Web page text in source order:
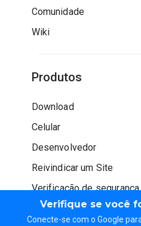
Verifique se você
Conecte-se com o Google
Comunidade
Wiki
Produtos
Download
Celular
Desenvolvedor
Reivindicar um Site
Verificação de segurança